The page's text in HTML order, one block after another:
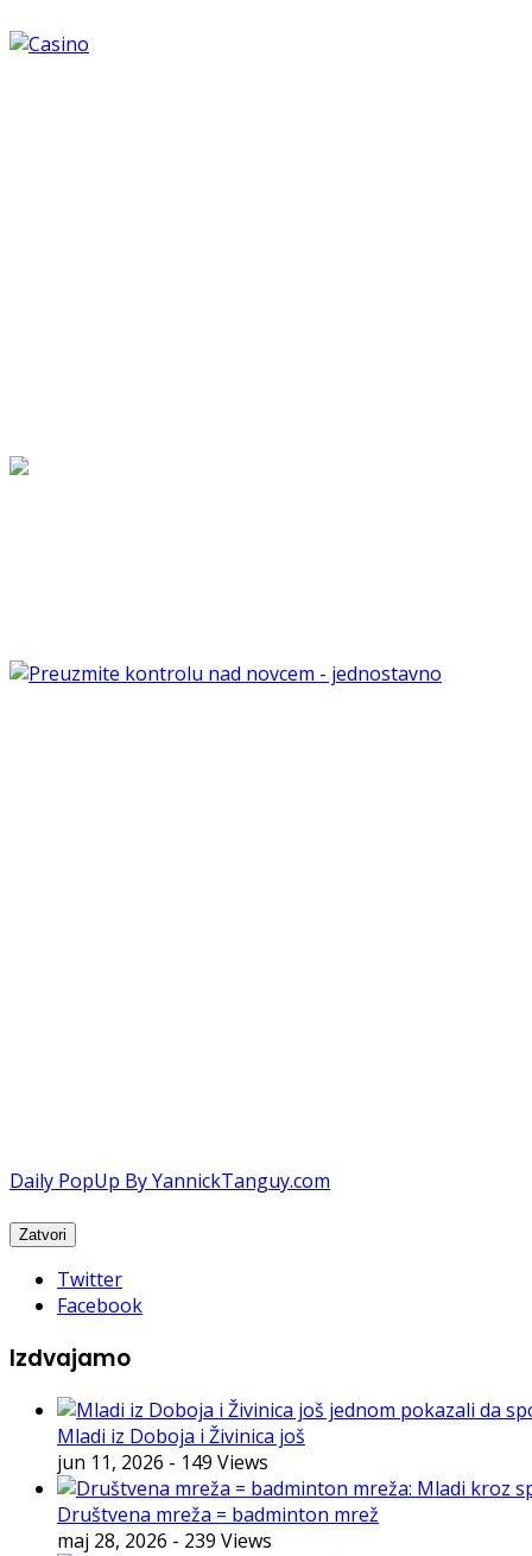
Daily PopUp By YannickTanguy.com
Twitter
Facebook
Izdvajamo
Mladi iz Doboja i Živinica još
jun 11, 2026 - 149 Views
Društvena mreža = badminton mrež
maj 28, 2026 - 239 Views